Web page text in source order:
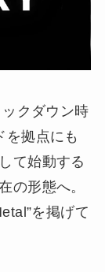
クダウン時
を拠点にも
て始動する
の形態へ。
を掲げて